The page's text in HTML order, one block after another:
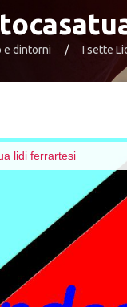
e dintorni I sette
lidi ferrartesi